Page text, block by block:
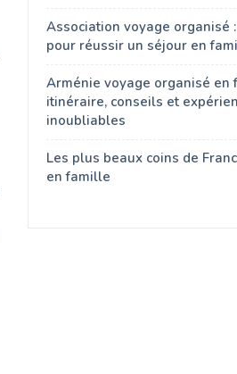
Association voyage organisé
pour réussir un séjour en
Arménie voyage organisé en
itinéraire, conseils et
inoubliables
Les plus beaux coins de
en famille